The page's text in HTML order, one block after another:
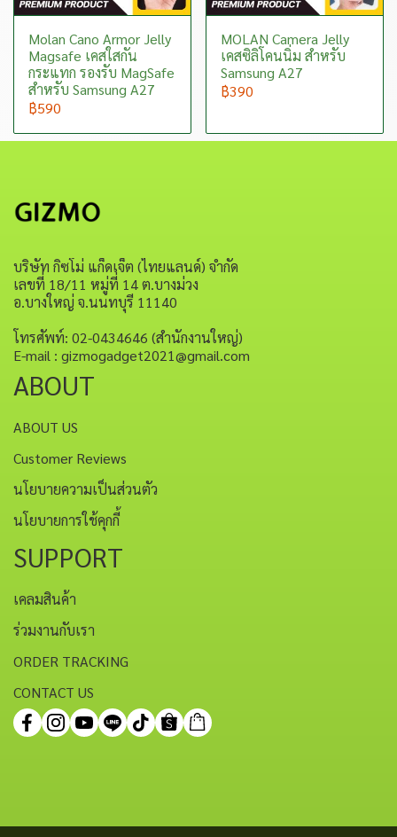
Molan Cano Armor Jelly
Magsafe เคสใสกัน
กระแทก รองรับ MagSafe
สำหรับ Samsung A27
฿590
MOLAN Camera Jelly
เคสซิลิโคนนิ่ม สำหรับ
Samsung A27
฿390
บริษัท กิซโม่ แก็ดเจ็ต (ไทยแลนด์) จำกัด
เลขที่ 18/11 หมู่ที่ 14 ต.บางม่วง
อ.บางใหญ่ จ.นนทบุรี 11140
โทรศัพท์: 02-0434646 (สำนักงานใหญ่)
E-mail : gizmogadget2021@gmail.com
ABOUT
ABOUT US
Customer Reviews
นโยบายความเป็นส่วนตัว
นโยบายการใช้คุกกี้
SUPPORT
เคลมสินค้า
ร่วมงานกับเรา
ORDER TRACKING
CONTACT US